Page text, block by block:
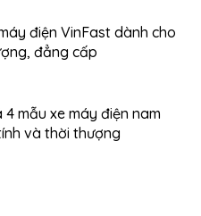
điện VinFast dành cho
đẳng cấp
4 mẫu xe máy điện nam
và thời thượng